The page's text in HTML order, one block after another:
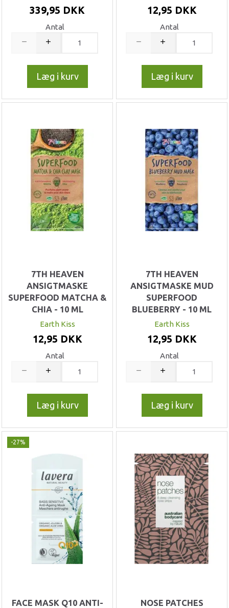
339,95 DKK
Antal
Læg i kurv
12,95 DKK
Antal
Læg i kurv
7TH HEAVEN
ANSIGTMASKE
SUPERFOOD MATCHA &
CHIA - 10 ML
Earth Kiss
12,95 DKK
Antal
Læg i kurv
7TH HEAVEN
ANSIGTMASKE MUD
SUPERFOOD
BLUEBERRY - 10 ML
Earth Kiss
12,95 DKK
Antal
Læg i kurv
-27%
FACE MASK Q10 ANTI-
NOSE PATCHES